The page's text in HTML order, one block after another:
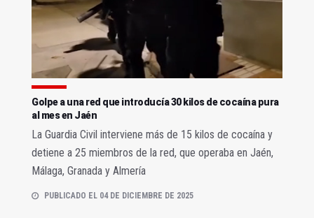
Golpe a una red que introducía 30 kilos de cocaína pura
al mes en Jaén
La Guardia Civil interviene más de 15 kilos de cocaína y
detiene a 25 miembros de la red, que operaba en Jaén,
Málaga, Granada y Almería
PUBLICADO EL 04 DE DICIEMBRE DE 2025